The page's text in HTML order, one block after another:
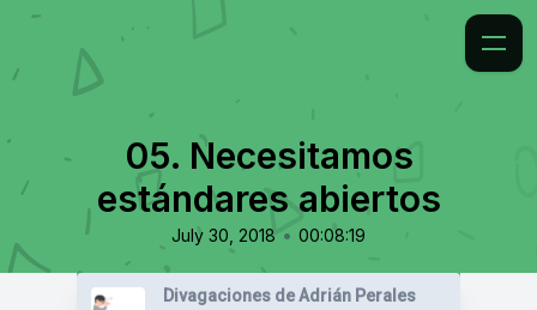
05. Necesitamos
estándares abiertos
July 30, 2018 • 00:08:19
Divagaciones de Adrián Perales